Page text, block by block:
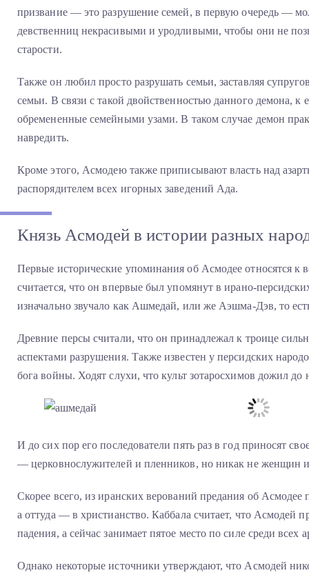
призвание — это разрушение семей, в первую очередь —
девственниц некрасивыми и уродливыми, чтобы они не
старости.
Также он любил просто разрушать семьи, заставляя
семьи. В связи с такой двойственностью данного демона,
обремененные семейными узами. В таком случае демон
навредить.
Кроме этого, Асмодею также приписывают власть над
распорядителем всех игорных заведений Ада.
Князь Асмодей в истории разных
Первые исторические упоминания об Асмодее относятся к
считается, что он впервые был упомянут в ирано-
изначально звучало как Ашмедай, или же Аэшма-Дэв, то
Древние персы считали, что он принадлежал к троице
аспектами разрушения. Также известен у персидских
бога войны. Ходят слухи, что культ зотаросхимов дожил до
И до сих пор его последователи пять раз в год приносят
— церковнослужителей и пленников, но никак не женщин и
Скорее всего, из иранских верований предания об
а оттуда — в христианство. Каббала считает, что Асмодей
падения, а сейчас занимает пятое место по силе среди всех
Однако некоторые источники утверждают, что Асмодей